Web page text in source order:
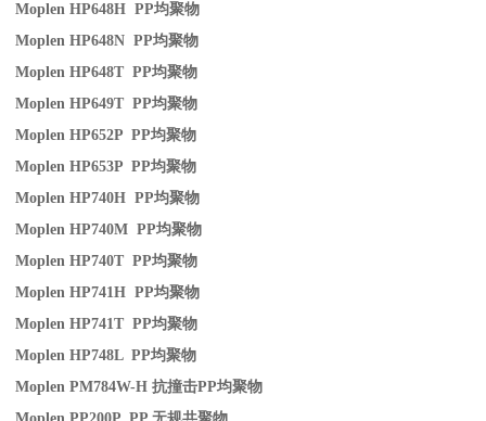
Moplen HP648H PP均聚物
Moplen HP648N PP均聚物
Moplen HP648T PP均聚物
Moplen HP649T PP均聚物
Moplen HP652P PP均聚物
Moplen HP653P PP均聚物
Moplen HP740H PP均聚物
Moplen HP740M PP均聚物
Moplen HP740T PP均聚物
Moplen HP741H PP均聚物
Moplen HP741T PP均聚物
Moplen HP748L PP均聚物
Moplen PM784W-H抗撞击PP均聚物